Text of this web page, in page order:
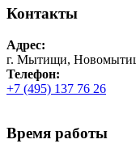
Контакты
Адрес:
г. Мытищи,
Телефон:
+7 (495) 137 76 26
Время работы